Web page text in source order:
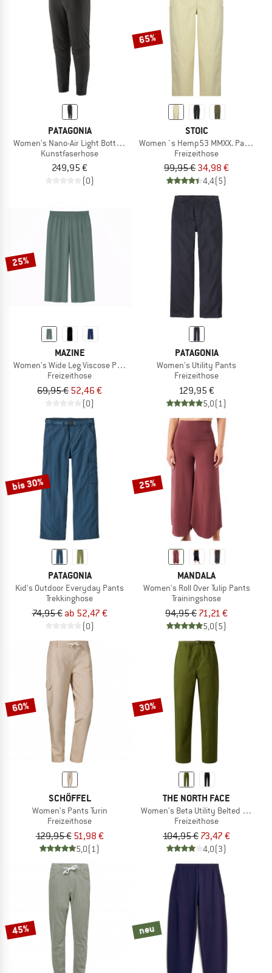
PATAGONIA
Women's Nano-Air Light Bottoms
Kunstfaserhose
249,95 €
(0)
65%
STOIC
Women´s Hemp53 MMXX. Pants
Freizeithose
99,95 € 34,98 €
4,4(5)
25%
MAZINE
Women's Wide Leg Viscose Pants
Freizeithose
69,95 € 52,46 €
(0)
PATAGONIA
Women's Utility Pants
Freizeithose
129,95 €
5,0(1)
bis 30%
PATAGONIA
Kid's Outdoor Everyday Pants
Trekkinghose
74,95 € ab 52,47 €
(0)
25%
MANDALA
Women's Roll Over Tulip Pants
Trainingshose
94,95 € 71,21 €
5,0(5)
60%
SCHÖFFEL
Women's Pants Turin
Freizeithose
129,95 € 51,98 €
5,0(1)
30%
THE NORTH FACE
Women's Beta Utility Belted Pant
Freizeithose
104,95 € 73,47 €
4,0(3)
45% neu